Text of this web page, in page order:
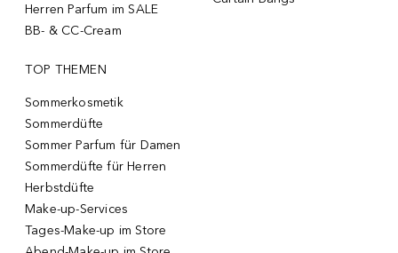
Herren Parfum im SALE
BB- & CC-Cream
TOP THEMEN
Sommerkosmetik
Sommerdüfte
Sommer Parfum für Damen
Sommerdüfte für Herren
Herbstdüfte
Make-up-Services
Tages-Make-up im Store